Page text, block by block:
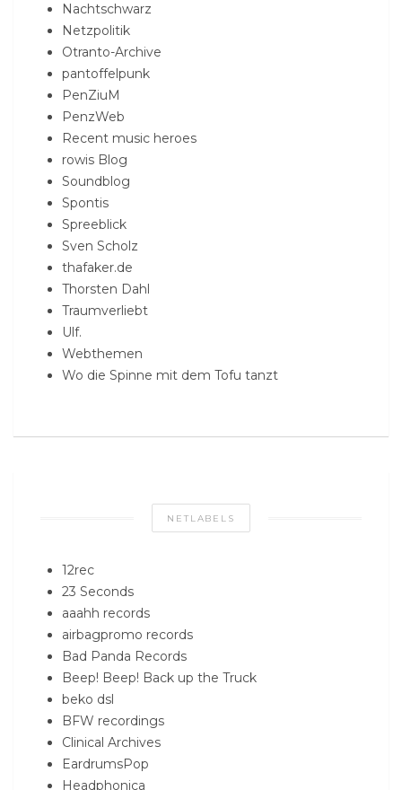
Nachtschwarz
Netzpolitik
Otranto-Archive
pantoffelpunk
PenZiuM
PenzWeb
Recent music heroes
rowis Blog
Soundblog
Spontis
Spreeblick
Sven Scholz
thafaker.de
Thorsten Dahl
Traumverliebt
Ulf.
Webthemen
Wo die Spinne mit dem Tofu tanzt
NETLABELS
12rec
23 Seconds
aaahh records
airbagpromo records
Bad Panda Records
Beep! Beep! Back up the Truck
beko dsl
BFW recordings
Clinical Archives
EardrumsPop
Headphonica